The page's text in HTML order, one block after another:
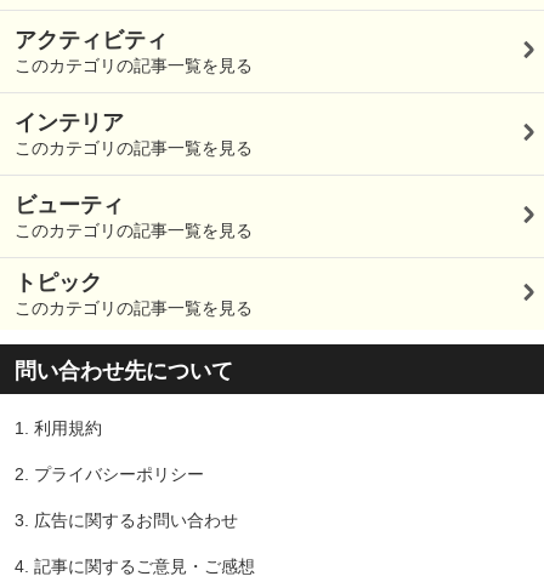
アクティビティ
このカテゴリの記事一覧を見る
インテリア
このカテゴリの記事一覧を見る
ビューティ
このカテゴリの記事一覧を見る
トピック
このカテゴリの記事一覧を見る
問い合わせ先について
1. 利用規約
2. プライバシーポリシー
3. 広告に関するお問い合わせ
4. 記事に関するご意見・ご感想